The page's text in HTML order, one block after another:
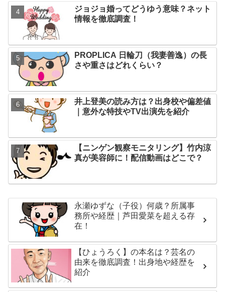
ジョジョ婚ってどうゆう意味？ネット
情報を徹底調査！
PROPLICA 日輪刀（我妻善逸）の長
さや重さはどれくらい？
井上登美の読み方は？出身校や偏差値
｜意外な特技やTV出演先を紹介
【ニンゲン観察モニタリング】竹内涼
真が美容師に！配信動画はどこで？
永瀬ゆずな（子役）何歳？所属事
務所や経歴｜芦田愛菜を超える存
在！
【ひょうろく】の本名は？芸名の
由来を徹底調査！出身地や経歴を
紹介